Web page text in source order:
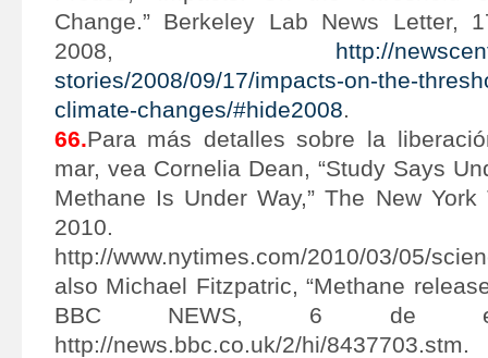
Change.” Berkeley Lab News Letter,
2008, http://
stories/2008/09/17/impacts-on-the-
climate-changes/#hide2008.
66.Para más detalles sobre la
mar, vea Cornelia Dean, “Study Says
Methane Is Under Way,” The New
2010.
http://www.nytimes.com/2010/03/05/
also Michael Fitzpatric, “Methane
BBC NEWS, 6 de
http://news.bbc.co.uk/2/hi/